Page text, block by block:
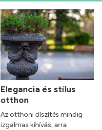
Elegancia és stílus
otthon
Az otthoni díszítés mindig
izgalmas kihívás, arra